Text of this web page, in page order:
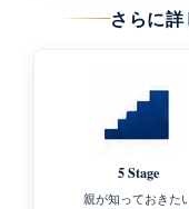
さらに
5 Stage
親が知っておきた